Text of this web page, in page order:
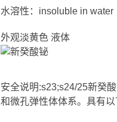
水溶性：insoluble in water
外观淡黄色 液体
安全说明:s23;s24/25新癸
和微孔弹性体体系。具有以